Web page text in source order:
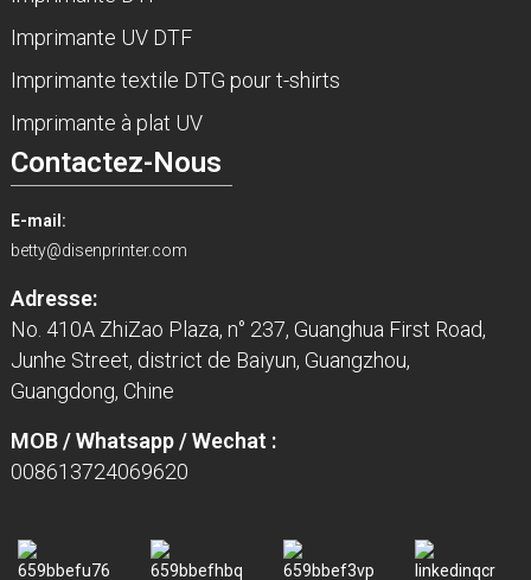
Imprimante UV DTF
Imprimante textile DTG pour t-shirts
Imprimante à plat UV
Contactez-Nous
E-mail:
betty@disenprinter.com
Adresse:
No. 410A ZhiZao Plaza, n° 237, Guanghua First Road,
Junhe Street, district de Baiyun, Guangzhou,
Guangdong, Chine
MOB / Whatsapp / Wechat :
008613724069620